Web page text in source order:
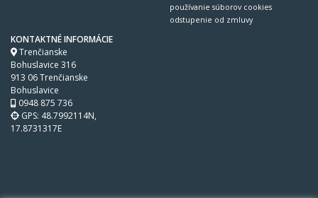
používanie súborov cookies
odstupenie od zmluvy
KONTAKTNÉ INFORMÁCIE
Trenčianske
Bohuslavice 316
913 06 Trenčianske
Bohuslavice
0948 875 736
GPS: 48.7992114N,
17.8731317E